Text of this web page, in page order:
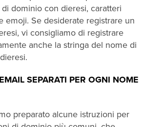
dominio con dieresi, caratteri
emoji. Se desiderate registrare un
vi consigliamo di registrare
anche la stringa del nome di
SEPARATI PER OGNI NOME
preparato alcune istruzioni per